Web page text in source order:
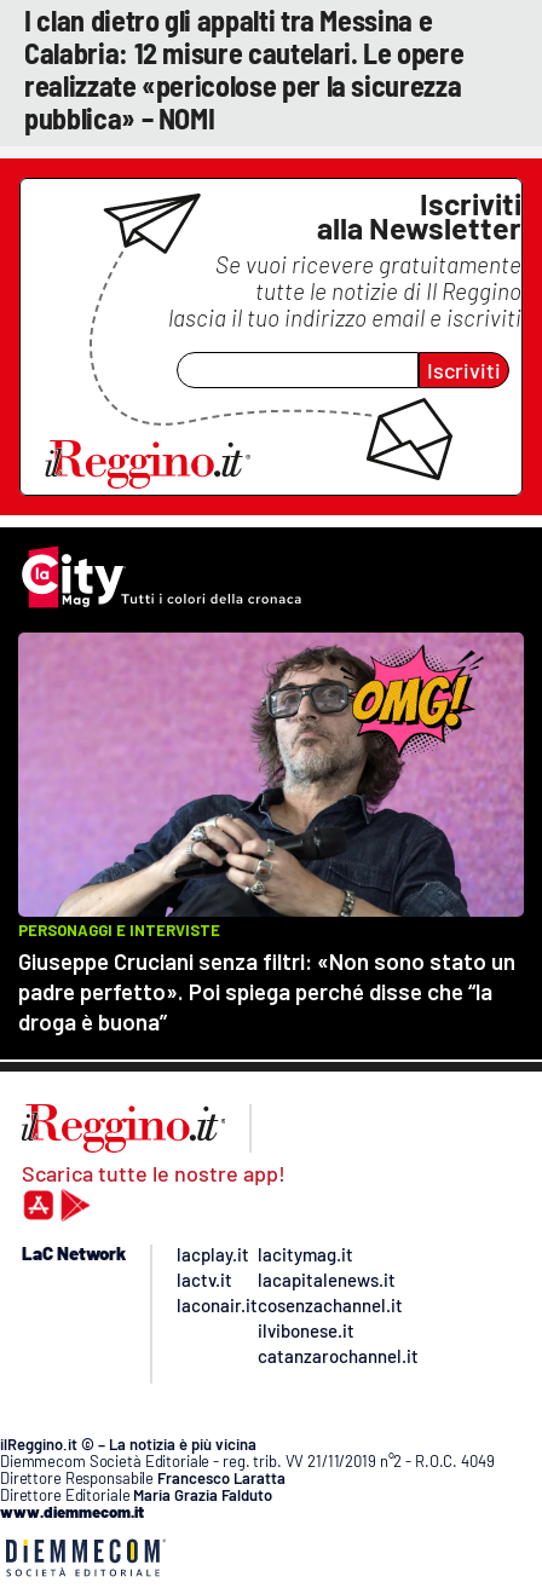
I clan dietro gli appalti tra Messina e
Calabria: 12 misure cautelari. Le opere
realizzate «pericolose per la sicurezza
pubblica» – NOMI
Iscriviti
alla Newsletter
Se vuoi ricevere gratuitamente
tutte le notizie di Il Reggino
lascia il tuo indirizzo email e iscriviti
Iscriviti
Scarica tutte le nostre app!
LaC Network
lacplay.it
lactv.it
laconair.it
lacitymag.it
lacapitalenews.it
cosenzachannel.it
ilvibonese.it
catanzarochannel.it
ilReggino.it © – La notizia è più vicina
Diemmecom Società Editoriale - reg. trib. VV 21/11/2019 n°2 - R.O.C. 4049
Direttore Responsabile Francesco Laratta
Direttore Editoriale Maria Grazia Falduto
www.diemmecom.it